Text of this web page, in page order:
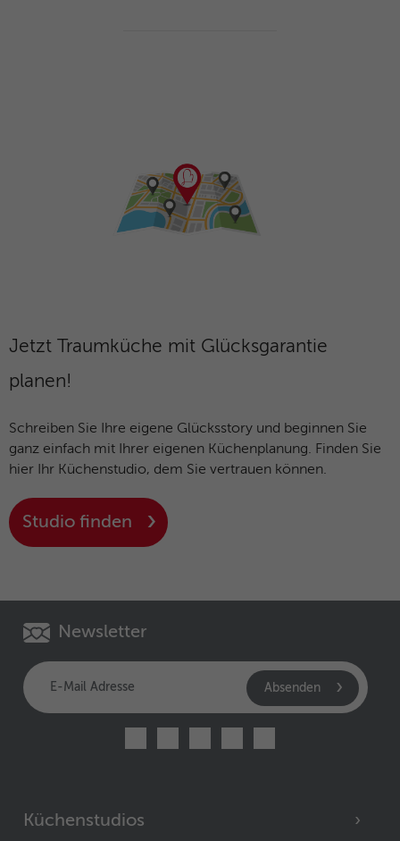
Jetzt Traumküche mit Glücksgarantie
planen!
Schreiben Sie Ihre eigene Glücksstory und beginnen Sie
ganz einfach mit Ihrer eigenen Küchenplanung. Finden Sie
hier Ihr Küchenstudio, dem Sie vertrauen können.
Studio finden
Newsletter
Absenden
Küchenstudios